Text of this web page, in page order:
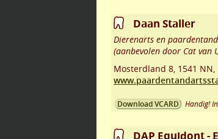
Daan Staller
Dierenarts en
(aanbevolen door Cat van
Mosterdland 8 1541 NN
Download VCARD Handig!
DAP Equidont -